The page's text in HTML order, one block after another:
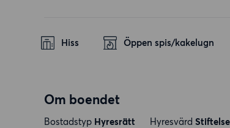
Hiss Öppen spis/kakelugn
Om boendet
Bostadstyp Hyresrätt Hyresvärd